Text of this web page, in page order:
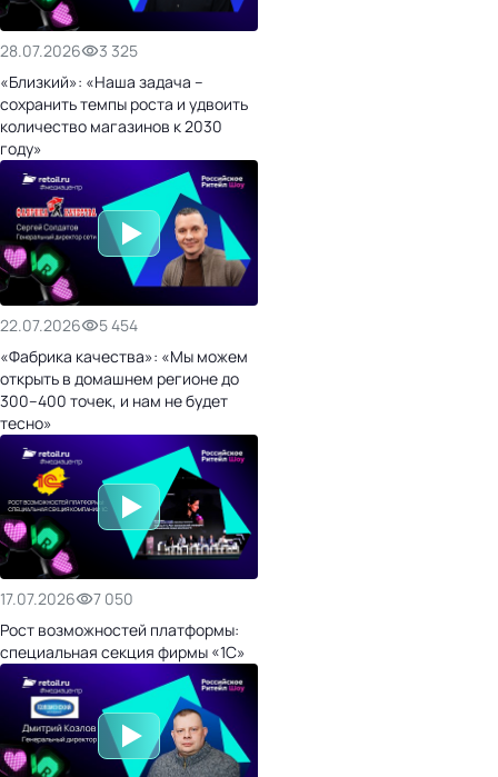
28.07.2026
3 325
«Близкий»: «Наша задача –
сохранить темпы роста и удвоить
количество магазинов к 2030
году»
22.07.2026
5 454
«Фабрика качества»: «Мы можем
открыть в домашнем регионе до
300–400 точек, и нам не будет
тесно»
17.07.2026
7 050
Рост возможностей платформы:
специальная секция фирмы «1С»